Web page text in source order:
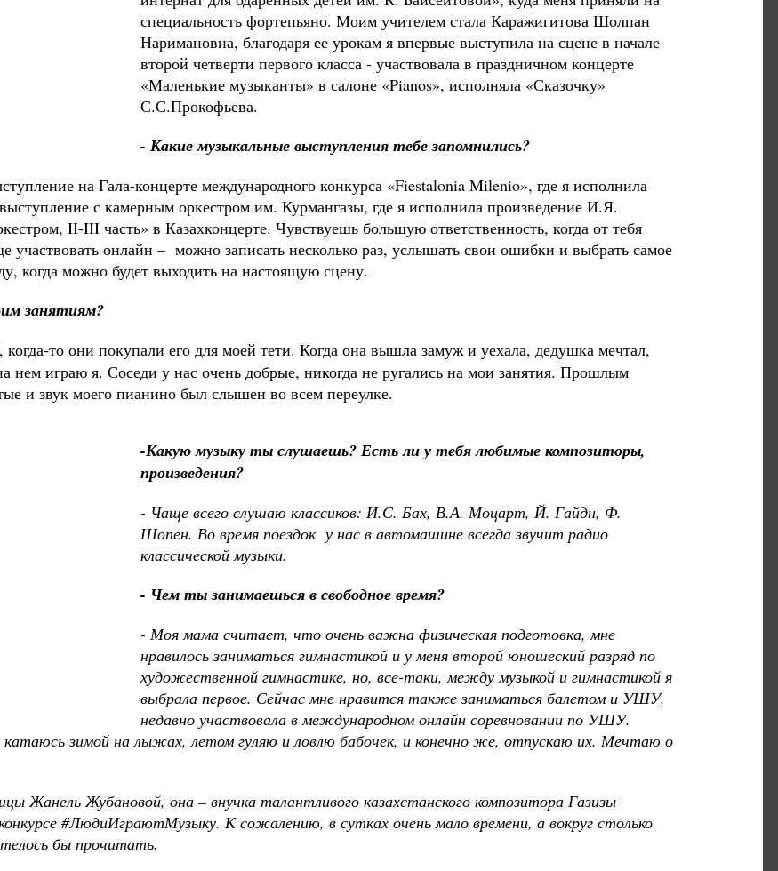
специальность фортепьяно. Моим учителем стала Каражигитова Шолпан
Наримановна, благодаря ее урокам я впервые выступила на сцене в начале
второй четверти первого класса - участвовала в праздничном концерте
«Маленькие музыканты» в салоне «Pianos», исполняла «Сказочку»
С.С.Прокофьева.
- Какие музыкальные выступления тебе запомнились?
на Гала-концерте международного конкурса «Fiestalonia Milenio», где я исполнила
с камерным оркестром им. Курмангазы, где я исполнила произведение И.Я.
II-III часть» в Казахконцерте. Чувствуешь большую ответственность, когда от тебя
участвовать онлайн – можно записать несколько раз, услышать свои ошибки и выбрать самое
когда можно будет выходить на настоящую сцену.
занятиям?
то они покупали его для моей тети. Когда она вышла замуж и уехала, дедушка мечтал,
нем играю я. Соседи у нас очень добрые, никогда не ругались на мои занятия. Прошлым
и звук моего пианино был слышен во всем переулке.
-Какую музыку ты слушаешь? Есть ли у тебя любимые композиторы,
произведения?
- Чаще всего слушаю классиков: И.С. Бах, В.А. Моцарт, Й. Гайдн, Ф.
Шопен. Во время поездок у нас в автомашине всегда звучит радио
классической музыки.
- Чем ты занимаешься в свободное время?
- Моя мама считает, что очень важна физическая подготовка, мне
нравилось заниматься гимнастикой и у меня второй юношеский разряд по
художественной гимнастике, но, все-таки, между музыкой и гимнастикой я
выбрала первое. Сейчас мне нравится также заниматься балетом и УШУ,
недавно участвовала в международном онлайн соревновании по УШУ.
катаюсь зимой на лыжах, летом гуляю и ловлю бабочек, и конечно же, отпускаю их. Мечтаю о
Жанель Жубановой, она – внучка талантливого казахстанского композитора Газизы
#ЛюдиИграютМузыку. К сожалению, в сутках очень мало времени, а вокруг столько
бы прочитать.